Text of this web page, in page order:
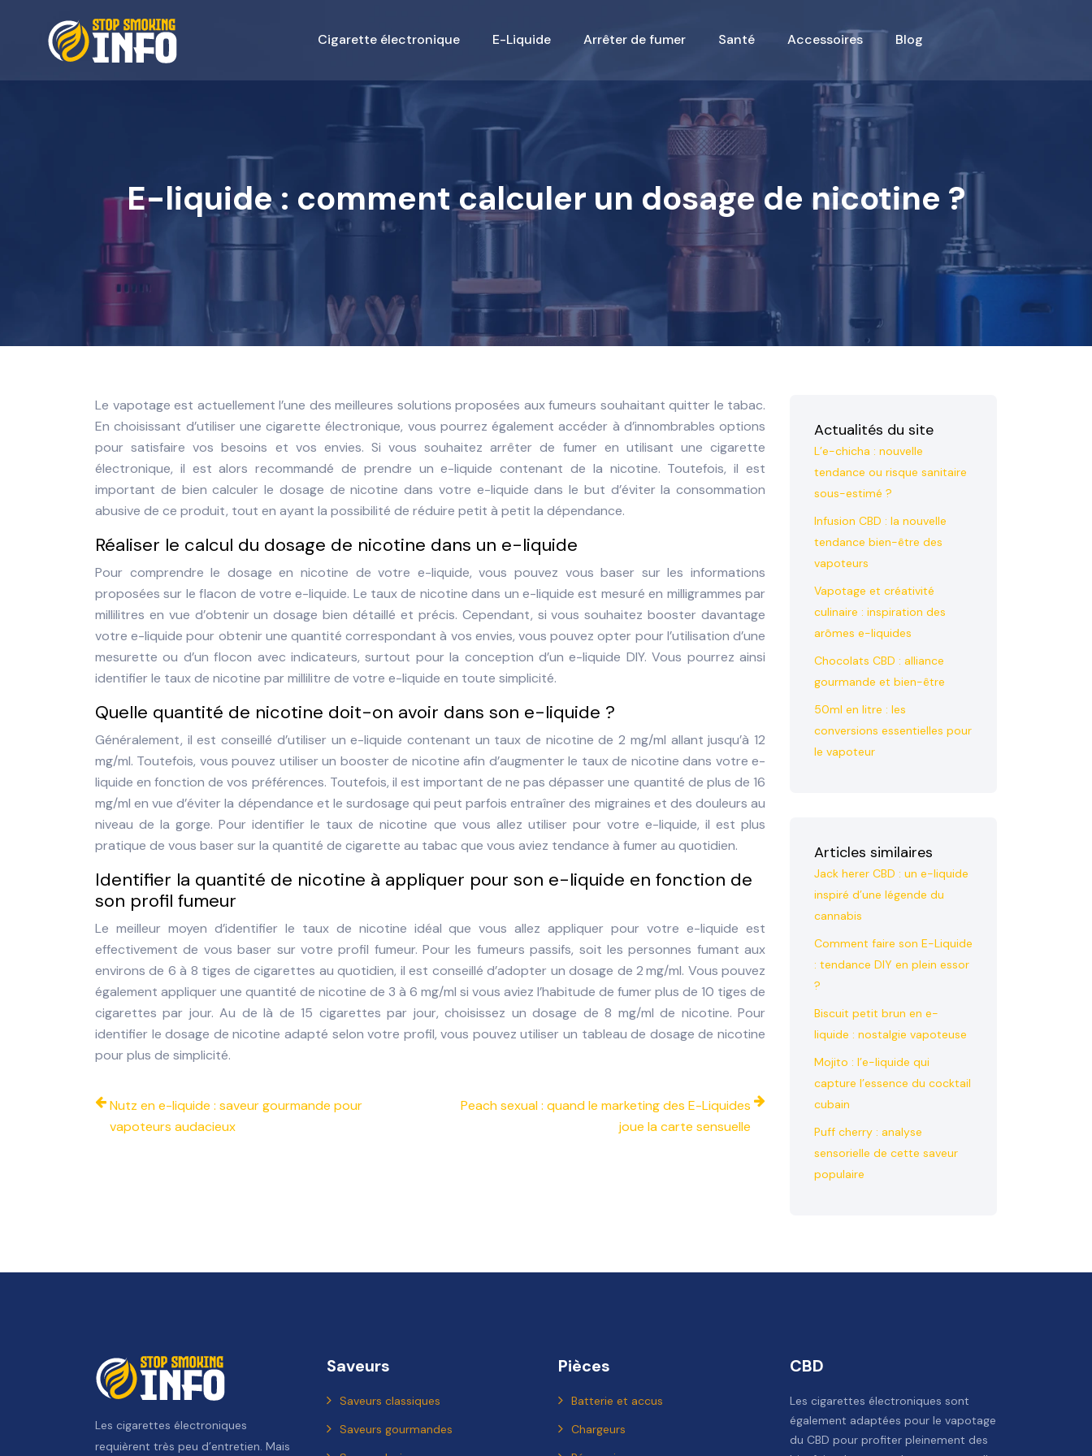
Cigarette électronique E-Liquide Arrêter de fumer Santé Accessoires Blog
E-liquide : comment calculer un dosage de nicotine ?
Le vapotage est actuellement l’une des meilleures solutions proposées aux fumeurs souhaitant quitter le tabac.
En choisissant d’utiliser une cigarette électronique, vous pourrez également accéder à d’innombrables options
pour satisfaire vos besoins et vos envies. Si vous souhaitez arrêter de fumer en utilisant une cigarette
électronique, il est alors recommandé de prendre un e-liquide contenant de la nicotine. Toutefois, il est
important de bien calculer le dosage de nicotine dans votre e-liquide dans le but d’éviter la consommation
abusive de ce produit, tout en ayant la possibilité de réduire petit à petit la dépendance.
Réaliser le calcul du dosage de nicotine dans un e-liquide
Pour comprendre le dosage en nicotine de votre e-liquide, vous pouvez vous baser sur les informations
proposées sur le flacon de votre e-liquide. Le taux de nicotine dans un e-liquide est mesuré en milligrammes par
millilitres en vue d’obtenir un dosage bien détaillé et précis. Cependant, si vous souhaitez booster davantage
votre e-liquide pour obtenir une quantité correspondant à vos envies, vous pouvez opter pour l’utilisation d’une
mesurette ou d’un flocon avec indicateurs, surtout pour la conception d’un e-liquide DIY. Vous pourrez ainsi
identifier le taux de nicotine par millilitre de votre e-liquide en toute simplicité.
Quelle quantité de nicotine doit-on avoir dans son e-liquide ?
Généralement, il est conseillé d’utiliser un e-liquide contenant un taux de nicotine de 2 mg/ml allant jusqu’à 12
mg/ml. Toutefois, vous pouvez utiliser un booster de nicotine afin d’augmenter le taux de nicotine dans votre e-
liquide en fonction de vos préférences. Toutefois, il est important de ne pas dépasser une quantité de plus de 16
mg/ml en vue d’éviter la dépendance et le surdosage qui peut parfois entraîner des migraines et des douleurs au
niveau de la gorge. Pour identifier le taux de nicotine que vous allez utiliser pour votre e-liquide, il est plus
pratique de vous baser sur la quantité de cigarette au tabac que vous aviez tendance à fumer au quotidien.
Identifier la quantité de nicotine à appliquer pour son e-liquide en fonction de
son profil fumeur
Le meilleur moyen d’identifier le taux de nicotine idéal que vous allez appliquer pour votre e-liquide est
effectivement de vous baser sur votre profil fumeur. Pour les fumeurs passifs, soit les personnes fumant aux
environs de 6 à 8 tiges de cigarettes au quotidien, il est conseillé d’adopter un dosage de 2 mg/ml. Vous pouvez
également appliquer une quantité de nicotine de 3 à 6 mg/ml si vous aviez l’habitude de fumer plus de 10 tiges de
cigarettes par jour. Au de là de 15 cigarettes par jour, choisissez un dosage de 8 mg/ml de nicotine. Pour
identifier le dosage de nicotine adapté selon votre profil, vous pouvez utiliser un tableau de dosage de nicotine
pour plus de simplicité.
Nutz en e-liquide : saveur gourmande pour
vapoteurs audacieux
Peach sexual : quand le marketing des E-Liquides
joue la carte sensuelle
Actualités du site
L’e-chicha : nouvelle
tendance ou risque sanitaire
sous-estimé ?
Infusion CBD : la nouvelle
tendance bien-être des
vapoteurs
Vapotage et créativité
culinaire : inspiration des
arômes e-liquides
Chocolats CBD : alliance
gourmande et bien-être
50ml en litre : les
conversions essentielles pour
le vapoteur
Articles similaires
Jack herer CBD : un e-liquide
inspiré d’une légende du
cannabis
Comment faire son E-Liquide
: tendance DIY en plein essor
?
Biscuit petit brun en e-
liquide : nostalgie vapoteuse
Mojito : l’e-liquide qui
capture l’essence du cocktail
cubain
Puff cherry : analyse
sensorielle de cette saveur
populaire
Les cigarettes électroniques
requièrent très peu d’entretien. Mais
Saveurs
Saveurs classiques
Saveurs gourmandes
Pièces
Batterie et accus
Chargeurs
CBD
Les cigarettes électroniques sont
également adaptées pour le vapotage
du CBD pour profiter pleinement des